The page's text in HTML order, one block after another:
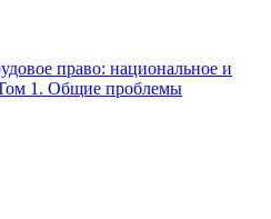
право: национальное и
1. Общие проблемы